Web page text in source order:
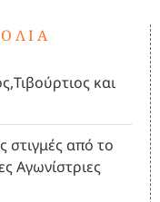
και
στιγμές από το
Αγωνίστριες